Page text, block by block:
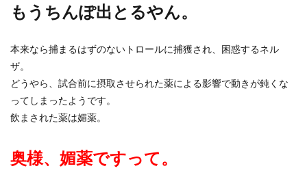
もうちんぽ出とるやん。
本来なら捕まるはずのないトロールに捕獲され、困惑するネル
ザ。
どうやら、試合前に摂取させられた薬による影響で動きが鈍くな
ってしまったようです。
飲まされた薬は媚薬。
奥様、媚薬ですって。